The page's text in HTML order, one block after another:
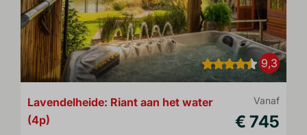
9,3
Vanaf
€ 745
Lavendelheide: Riant aan het water
(4p)